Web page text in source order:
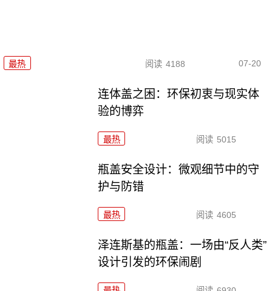
最热 阅读 4188 07-20
连体盖之困：环保初衷与现实体
验的博弈
最热 阅读 5015
瓶盖安全设计：微观细节中的守
护与防错
最热 阅读 4605
泽连斯基的瓶盖：一场由“反人类”
设计引发的环保闹剧